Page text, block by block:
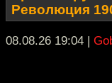
Революция
08.08.26 19:04 |